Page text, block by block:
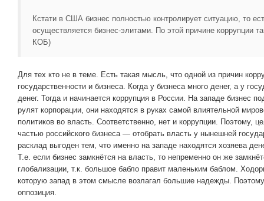
Кстати в США бизнес полностью контролирует ситуацию, то
осуществляется бизнес-элитами. По этой причине коррупции
КОБ)
Для тех кто не в теме. Есть такая мысль, что одной из причин
государственности и бизнеса. Когда у бизнеса много денег, а у
денег. Тогда и начинается коррупция в России. На западе бизнес
рулят корпорации, они находятся в руках самой влиятельной
политиков во власть. Соответственно, нет и коррупции. Поэтому,
частью российского бизнеса — отобрать власть у нынешней
расклад выгоден тем, что именно на западе находятся хозяева
Т.е. если бизнес замкнётся на власть, то непременно он же
глобализации, т.к. большое бабло правит маленьким баблом.
которую запад в этом смысле возлагал большие надежды.
оппозиция.